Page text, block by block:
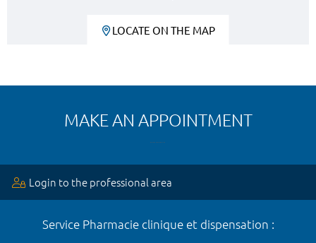
LOCATE ON THE MAP
MAKE AN APPOINTMENT
Login to the professional area
Service Pharmacie clinique et dispensation :